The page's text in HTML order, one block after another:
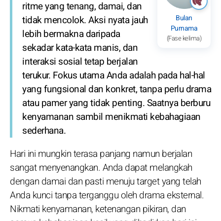
Bulan
Purnama
(Fase kelima)
ritme yang tenang, damai, dan
tidak mencolok. Aksi nyata jauh
lebih bermakna daripada
sekadar kata-kata manis, dan
interaksi sosial tetap berjalan
terukur. Fokus utama Anda adalah pada hal-hal
yang fungsional dan konkret, tanpa perlu drama
atau pamer yang tidak penting. Saatnya berburu
kenyamanan sambil menikmati kebahagiaan
sederhana.
Hari ini mungkin terasa panjang namun berjalan
sangat menyenangkan. Anda dapat melangkah
dengan damai dan pasti menuju target yang telah
Anda kunci tanpa terganggu oleh drama eksternal.
Nikmati kenyamanan, ketenangan pikiran, dan